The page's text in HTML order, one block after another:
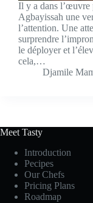
Il y a dans l’œuvre
Agbayissah une
l’attention. Une
surprendre
le déployer et
cela,…
Djamile
Meet Tasty
Introduction
Pecipes
Our Chefs
Pricing Plans
Roadmap